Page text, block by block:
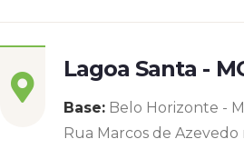
Lagoa Santa -
Base: Belo Horizonte -
Rua Marcos de Azevedo